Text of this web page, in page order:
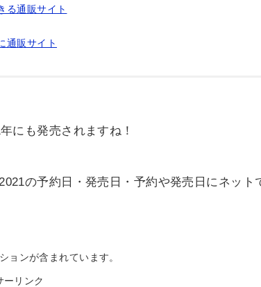
る通販サイト
通販サイト
にも発売されますね！
の予約日・発売日・予約や発売日にネット
ョンが含まれています。
ーリンク